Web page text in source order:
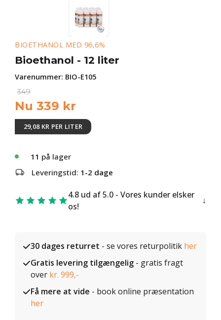
BIOETHANOL MED 96,6%
Bioethanol - 12 liter
Varenummer: BIO-E105
349
Nu 339 kr
29,08 KR PER LITER
11 på lager
Leveringstid: 1-2 dage
4.8 ud af 5.0 - Vores kunder elsker
os!
30 dages returret - se vores returpolitik her
Gratis levering tilgængelig - gratis fragt
over kr. 999,-
Få mere at vide - book online præsentation
her